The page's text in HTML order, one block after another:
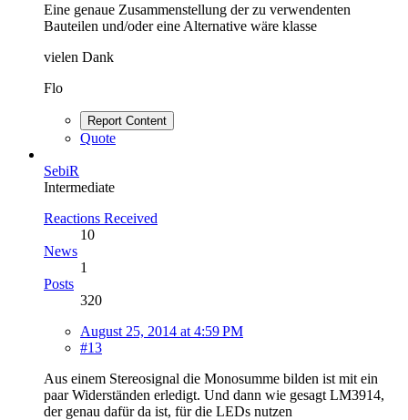
Eine genaue Zusammenstellung der zu verwendenten
Bauteilen und/oder eine Alternative wäre klasse
vielen Dank
Flo
Report Content
Quote
SebiR
Intermediate
Reactions Received
10
News
1
Posts
320
August 25, 2014 at 4:59 PM
#13
Aus einem Stereosignal die Monosumme bilden ist mit ein
paar Widerständen erledigt. Und dann wie gesagt LM3914,
der genau dafür da ist, für die LEDs nutzen